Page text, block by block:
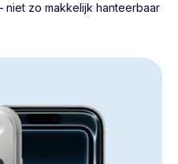
niet zo makkelijk hanteerbaar